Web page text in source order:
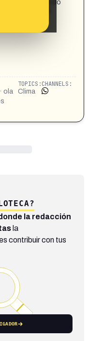
98 Noticias Mundo
de
ola
TOPICS:
Clima
CHANNELS:
la redacción
la
contribuir con tus